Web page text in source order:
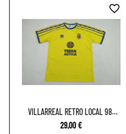
VILLARREAL RETRO LOCAL 98-
99
29,00 €
favorite_border